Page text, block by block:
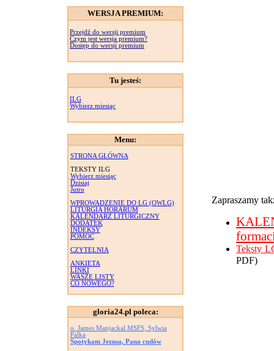
WERSJA PREMIUM:
Przejdź do wersji premium
Czym jest wersja premium?
Dostęp do wersji premium
Tu jesteś:
ILG
Wybierz miesiąc
Menu:
STRONA GŁÓWNA
TEKSTY ILG
Wybierz miesiąc
Dzisiaj
Jutro
WPROWADZENIE DO LG (OWLG)
LITURGIA HORARUM
KALENDARZ LITURGICZNY
DODATEK
INDEKSY
POMOC
CZYTELNIA
ANKIETA
LINKI
WASZE LISTY
CO NOWEGO?
gloria24.pl poleca:
o. James Manjackal MSFS, Sylwia
Palka
Spotykam Jezusa, Pana cudów
Zapraszamy
Teksty
PDF)